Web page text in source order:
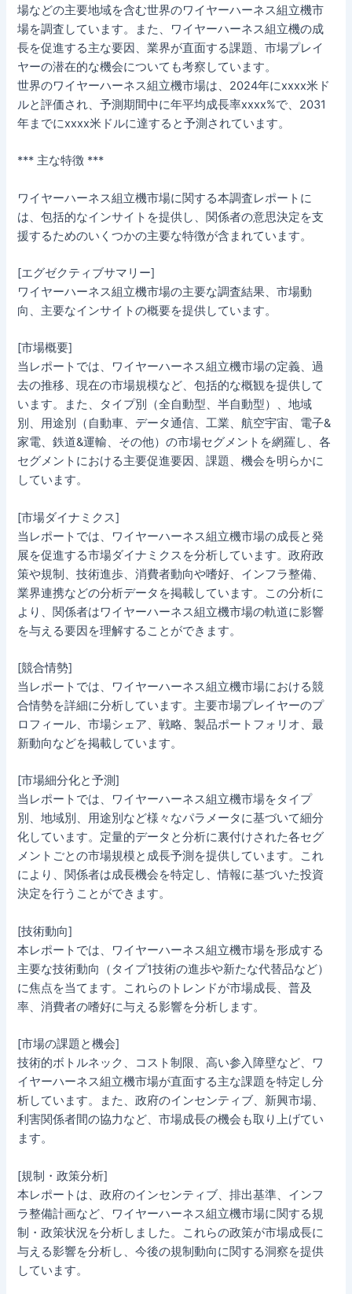
場などの主要地域を含む世界のワイヤーハーネス組立機市
場を調査しています。また、ワイヤーハーネス組立機の成
長を促進する主な要因、業界が直面する課題、市場プレイ
ヤーの潜在的な機会についても考察しています。
世界のワイヤーハーネス組立機市場は、2024年にxxxx米ド
ルと評価され、予測期間中に年平均成長率xxxx%で、2031
年までにxxxx米ドルに達すると予測されています。
*** 主な特徴 ***
ワイヤーハーネス組立機市場に関する本調査レポートに
は、包括的なインサイトを提供し、関係者の意思決定を支
援するためのいくつかの主要な特徴が含まれています。
[エグゼクティブサマリー]
ワイヤーハーネス組立機市場の主要な調査結果、市場動
向、主要なインサイトの概要を提供しています。
[市場概要]
当レポートでは、ワイヤーハーネス組立機市場の定義、過
去の推移、現在の市場規模など、包括的な概観を提供して
います。また、タイプ別（全自動型、半自動型）、地域
別、用途別（自動車、データ通信、工業、航空宇宙、電子&
家電、鉄道&運輸、その他）の市場セグメントを網羅し、各
セグメントにおける主要促進要因、課題、機会を明らかに
しています。
[市場ダイナミクス]
当レポートでは、ワイヤーハーネス組立機市場の成長と発
展を促進する市場ダイナミクスを分析しています。政府政
策や規制、技術進歩、消費者動向や嗜好、インフラ整備、
業界連携などの分析データを掲載しています。この分析に
より、関係者はワイヤーハーネス組立機市場の軌道に影響
を与える要因を理解することができます。
[競合情勢]
当レポートでは、ワイヤーハーネス組立機市場における競
合情勢を詳細に分析しています。主要市場プレイヤーのプ
ロフィール、市場シェア、戦略、製品ポートフォリオ、最
新動向などを掲載しています。
[市場細分化と予測]
当レポートでは、ワイヤーハーネス組立機市場をタイプ
別、地域別、用途別など様々なパラメータに基づいて細分
化しています。定量的データと分析に裏付けされた各セグ
メントごとの市場規模と成長予測を提供しています。これ
により、関係者は成長機会を特定し、情報に基づいた投資
決定を行うことができます。
[技術動向]
本レポートでは、ワイヤーハーネス組立機市場を形成する
主要な技術動向（タイプ1技術の進歩や新たな代替品など）
に焦点を当てます。これらのトレンドが市場成長、普及
率、消費者の嗜好に与える影響を分析します。
[市場の課題と機会]
技術的ボトルネック、コスト制限、高い参入障壁など、ワ
イヤーハーネス組立機市場が直面する主な課題を特定し分
析しています。また、政府のインセンティブ、新興市場、
利害関係者間の協力など、市場成長の機会も取り上げてい
ます。
[規制・政策分析]
本レポートは、政府のインセンティブ、排出基準、インフ
ラ整備計画など、ワイヤーハーネス組立機市場に関する規
制・政策状況を分析しました。これらの政策が市場成長に
与える影響を分析し、今後の規制動向に関する洞察を提供
しています。